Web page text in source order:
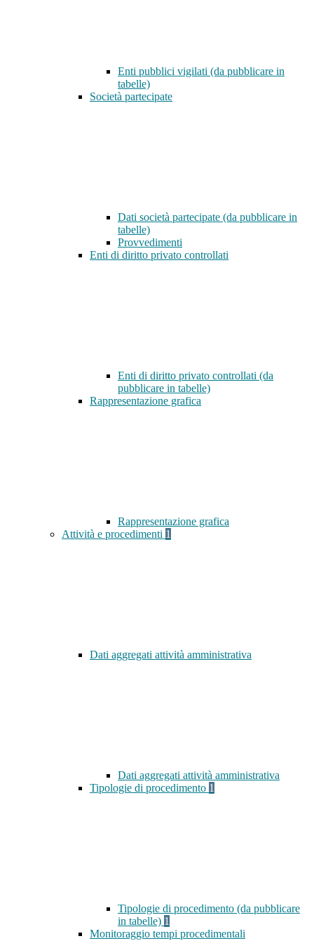
Enti pubblici vigilati (da pubblicare in
tabelle)
Società partecipate
Dati società partecipate (da pubblicare in
tabelle)
Provvedimenti
Enti di diritto privato controllati
Enti di diritto privato controllati (da
pubblicare in tabelle)
Rappresentazione grafica
Rappresentazione grafica
Attività e procedimenti 1
Dati aggregati attività amministrativa
Dati aggregati attività amministrativa
Tipologie di procedimento 1
Tipologie di procedimento (da pubblicare
in tabelle) 1
Monitoraggio tempi procedimentali